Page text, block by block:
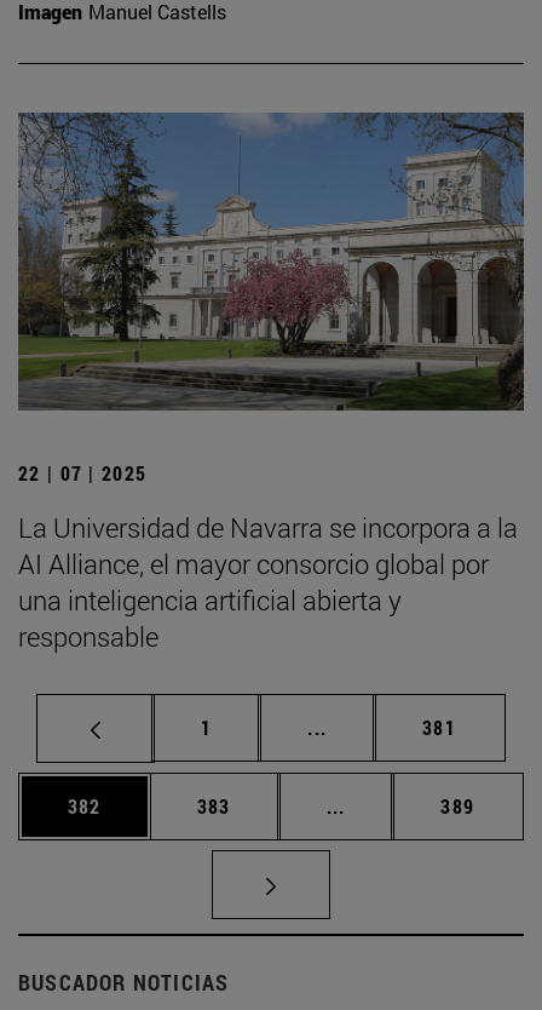
Imagen Manuel Castells
22 | 07 | 2025
La Universidad de Navarra se incorpora a la
AI Alliance, el mayor consorcio global por
una inteligencia artificial abierta y
responsable
Página
1 ... Páginas intermedias
Página
381
Página
382 Página
383 ... Páginas intermedias
Página
389
BUSCADOR NOTICIAS